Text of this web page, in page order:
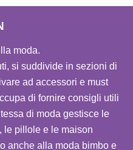
moda.
si suddivide in sezioni di
ad accessori e must
di fornire consigli utili
di moda gestisce le
le pillole e le maison
anche alla moda bimbo e